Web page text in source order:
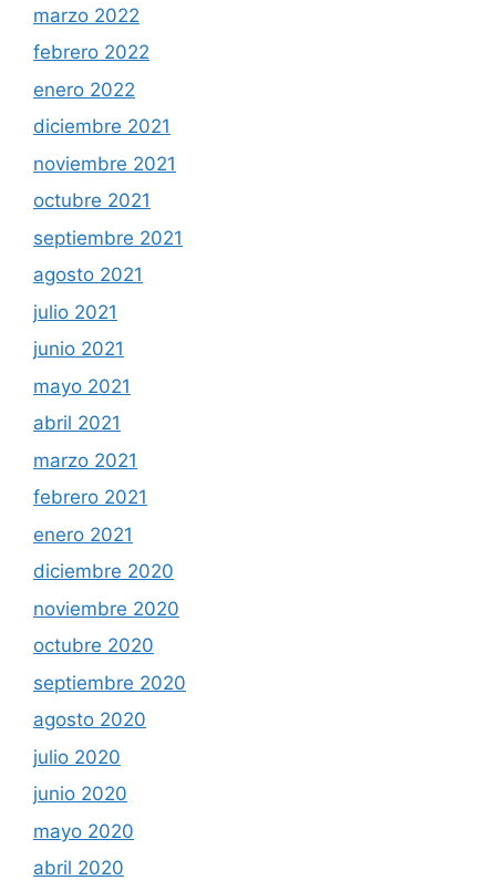
marzo 2022
febrero 2022
enero 2022
diciembre 2021
noviembre 2021
octubre 2021
septiembre 2021
agosto 2021
julio 2021
junio 2021
mayo 2021
abril 2021
marzo 2021
febrero 2021
enero 2021
diciembre 2020
noviembre 2020
octubre 2020
septiembre 2020
agosto 2020
julio 2020
junio 2020
mayo 2020
abril 2020